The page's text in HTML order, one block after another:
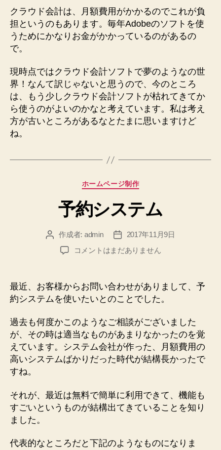
クラウド会計は、月額費用がかかるのでこれが負
担というのもあります。毎年Adobeのソフトを使
うためにかなりお金がかかっているのがあるの
で。
現時点ではクラウド会計ソフトで夢のようなの世
界！なんて訳じゃないと思うので、今のところ
は、もう少しクラウド会計ソフトが枯れてきてか
ら使うのがよいのかなと考えています。私は考え
方が古いところがあるなとたまに思いますけど
ね。
カ
ゴ
リ
ホームページ制作
予約システム
投 作成者: admin
投
稿
日
2017年11月9日
予
ス
テ
ム
の
コメントはまだありません
最近、お客様からお問い合わせがありまして、予
約システムを使いたいとのことでした。
過去も何度かこのようなご相談がございました
が、その時は適当なものがあまりなかったのを覚
えています。システム会社が作った、月額費用の
高いシステムばかりだった時代が結構長かったで
すね。
それが、最近は無料で簡単に利用できて、機能も
すごいというものが結構出てきていることを知り
ました。
代表的なところだと下記のようなものになりま